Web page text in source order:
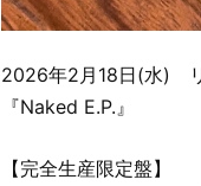
2026年2月18日(水)
『Naked E.P.』
【完全生産限定盤】